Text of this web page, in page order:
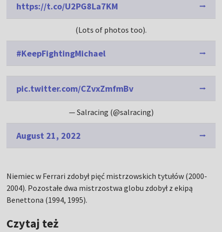
https://t.co/U2PG8La7KM
(Lots of photos too).
#KeepFightingMichael
pic.twitter.com/CZvxZmfmBv
— Salracing (@salracing)
August 21, 2022
Niemiec w Ferrari zdobył pięć mistrzowskich tytułów (2000-
2004). Pozostałe dwa mistrzostwa globu zdobył z ekipą
Benettona (1994, 1995).
Czytaj też